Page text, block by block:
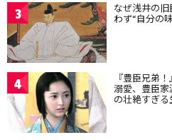
3 なぜ浅井の
わず“自分の
4 『豊臣兄弟
溺愛、豊臣
の壮絶すぎる